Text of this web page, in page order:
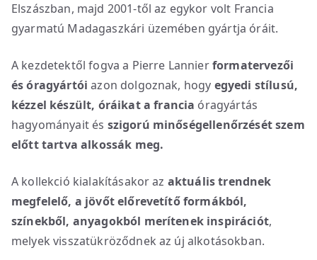
Elszászban, majd 2001-től az egykor volt Francia
gyarmatú Madagaszkári üzemében gyártja óráit.
A kezdetektől fogva a Pierre Lannierformatervezői
és óragyártói azon dolgoznak, hogy egyedi stílusú,
kézzel készült, óráikata francia óragyártás
hagyományait és szigorú minőségellenőrzését szem
előtt tartva alkossák meg.
A kollekció kialakításakor az aktuális trendnek
megfelelő, a jövőt előrevetítő formákból,
színekből, anyagokból merítenek inspirációt,
melyek visszatükröződnek az új alkotásokban.